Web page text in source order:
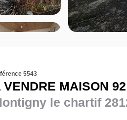
5543
VENDRE MAISON 92
le chartif